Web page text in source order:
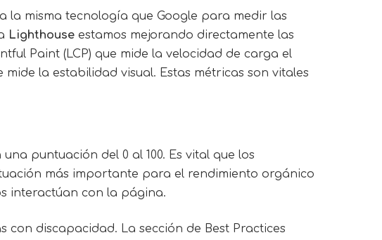
la misma tecnología que Google para medir las
Lighthouse estamos mejorando directamente las
Paint (LCP) que mide la velocidad de carga el
la estabilidad visual. Estas métricas son vitales
puntuación del 0 al 100. Es vital que los
más importante para el rendimiento orgánico
interactúan con la página.
discapacidad. La sección de Best Practices